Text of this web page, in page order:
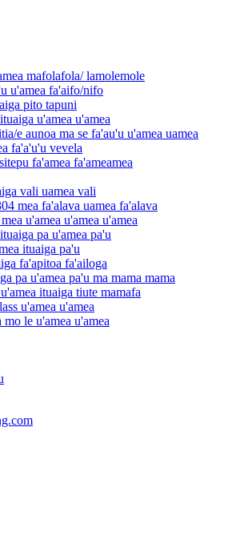
mafolafola/ lamolemole
u'amea fa'aifo/nifo
pito tapuni
u'amea u'amea
e aunoa ma se fa'au'u u'amea uamea
fa'a'u'u vevela
fa'amea fa'ameamea
vali uamea vali
mea fa'alava uamea fa'alava
u'amea u'amea u'amea
pa u'amea pa'u
ituaiga pa'u
fa'apitoa fa'ailoga
pa u'amea pa'u ma mama mama
ituaiga tiute mamafa
u'amea u'amea
mo le u'amea u'amea